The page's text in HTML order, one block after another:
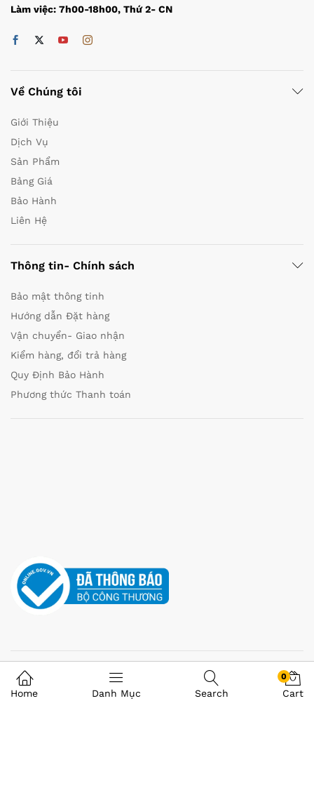
Làm việc: 7h00-18h00, Thứ 2- CN
Về Chúng tôi
Giới Thiệu
Dịch Vụ
Sản Phẩm
Bảng Giá
Bảo Hành
Liên Hệ
Thông tin- Chính sách
Bảo mật thông tinh
Hướng dẫn Đặt hàng
Vận chuyển- Giao nhận
Kiểm hàng, đổi trả hàng
Quy Định Bảo Hành
Phương thức Thanh toán
Home Danh Mục Search
0
Cart